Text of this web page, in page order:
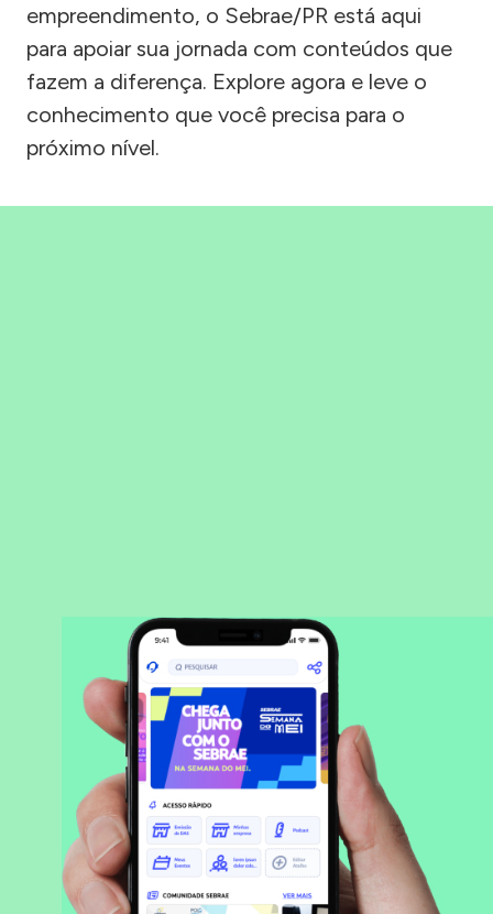
empreendimento, o Sebrae/PR está aqui
para apoiar sua jornada com conteúdos que
fazem a diferença. Explore agora e leve o
conhecimento que você precisa para o
próximo nível.